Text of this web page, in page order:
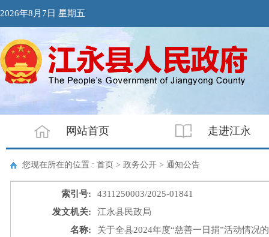
2026年8月7日 星期五
网站首页 走进江永
您现在所在的位置 : 首页 > 政务公开 > 通知公告
索引号:
4311250003/2025-01841
发文机关:
江永县民政局
名称:
关于全县2024年度“慈善一日捐”活动情况